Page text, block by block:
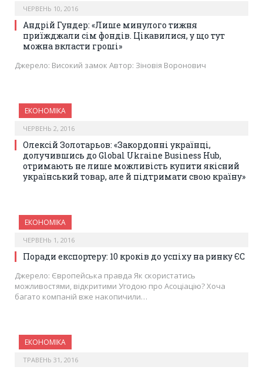
ЧЕРВЕНЬ 10, 2016
Андрій Гундер: «Лише минулого тижня
приїжджали сім фондів. Цікавилися, у що тут
можна вкласти гроші»
Джерело: Високий замок Автор: Зіновія Воронович
ЕКОНОМІКА
ЧЕРВЕНЬ 2, 2016
Олексій Золотарьов: «Закордонні українці,
долучившись до Global Ukraine Business Hub,
отримають не лише можливість купити якісний
український товар, але й підтримати свою країну»
ЕКОНОМІКА
ЧЕРВЕНЬ 1, 2016
Поради експортеру: 10 кроків до успіху на ринку ЄС
Джерело: Європейська правда Як скористатись
можливостями, відкритими Угодою про Асоціацію? Хоча
багато компаній вже накопичили…
ЕКОНОМІКА
ТРАВЕНЬ 31, 2016